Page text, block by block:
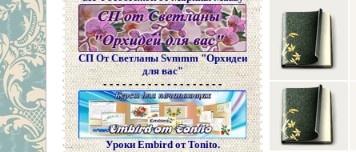
СП От Светланы Svmmm "Орхидеи
для вас"
- - - - - - - - - - - - - - - - - - -
Уроки Embird от Tonito.